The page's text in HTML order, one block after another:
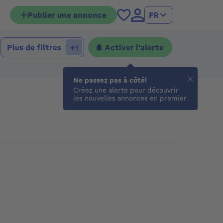
Publier une annonce FR
Plus de filtres +1 Activer l'alerte
Ne passez pas à côté!
Créez une alerte pour découvrir
les nouvelles annonces en premier.